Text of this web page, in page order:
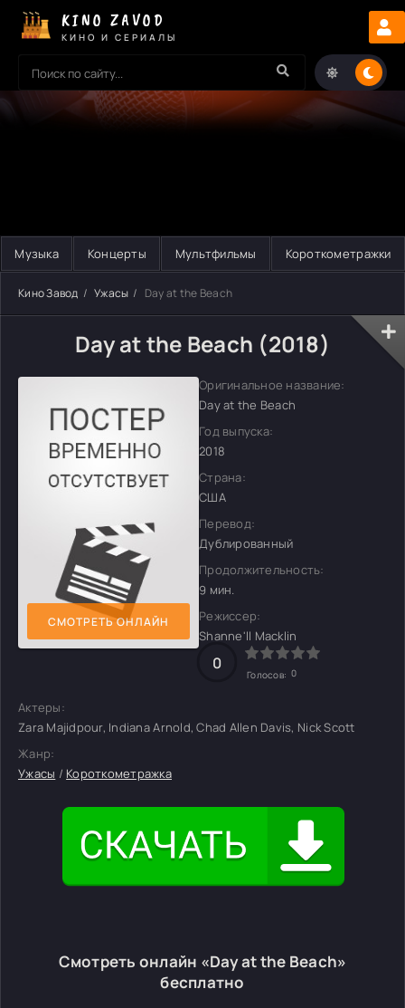
KINO ZAVOD
КИНО И СЕРИАЛЫ
Музыка Концерты Мультфильмы Короткометражки
Кино Завод Ужасы Day at the Beach
Day at the Beach (2018)
СМОТРЕТЬ ОНЛАЙН
Оригинальное название:
Day at the Beach
Год выпуска:
2018
Страна:
США
Перевод:
Дублированный
Продолжительность:
9 мин.
Режиссер:
Shanne'll Macklin
0
Голосов: 0
Актеры:
Zara Majidpour, Indiana Arnold, Chad Allen Davis, Nick Scott
Жанр:
Ужасы / Короткометражка
Смотреть онлайн «Day at the Beach»
бесплатно